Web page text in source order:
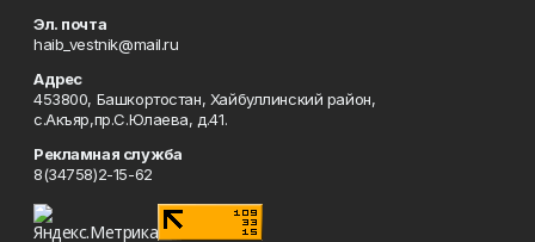
Эл. почта
haib_vestnik@mail.ru
Адрес
453800, Башкортостан, Хайбуллинский район,
с.Акъяр,пр.С.Юлаева, д.41.
Рекламная служба
8(34758)2-15-62